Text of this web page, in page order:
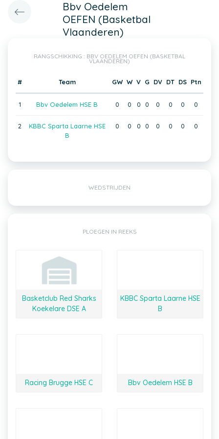
Bbv Oedelem
OEFEN (Basketbal
Vlaanderen)
RANGSCHIKKING : BBV OEDELEM OEFEN (BASKETBAL
VLAANDEREN)
# Team GW W V G DV DT DS Ptn
1 Bbv Oedelem HSE B 0 0 0 0 0 0 0 0
2
KBBC Sparta Laarne HSE
B
0 0 0 0 0 0 0 0
WEDSTRIJDEN
PLOEGEN IN REEKS
Basketclub Red Sharks
Koekelare DSE A
KBBC Sparta Laarne HSE
B
Racing Brugge HSE C Bbv Oedelem HSE B